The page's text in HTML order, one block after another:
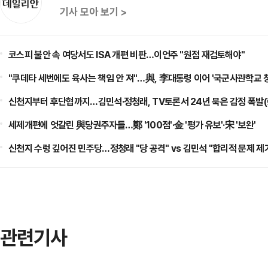
기사 모아 보기 >
코스피 불안 속 여당서도 ISA 개편 비판…이언주 "원점 재검토해야"
"쿠데타 세번에도 육사는 책임 안 져"…與, 李대통령 이어 '국군사관학교
신천지부터 후단협까지…김민석·정청래, TV토론서 24년 묵은 감정 폭발
세제개편에 엇갈린 與당권주자들…鄭 '100점'·金 '평가 유보'·宋 '보완'
신천지 수렁 깊어진 민주당…정청래 "당 공격" vs 김민석 "합리적 문제 제
관련기사